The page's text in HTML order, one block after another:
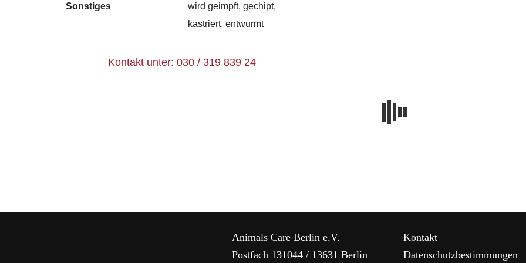
Sonstiges
wird geimpft, gechipt,
kastriert, entwurmt
Kontakt unter: 030 / 319 839 24
Animals Care Berlin e.V.
Postfach 131044 / 13631 Berlin
Kontakt
Datenschutzbestimmungen